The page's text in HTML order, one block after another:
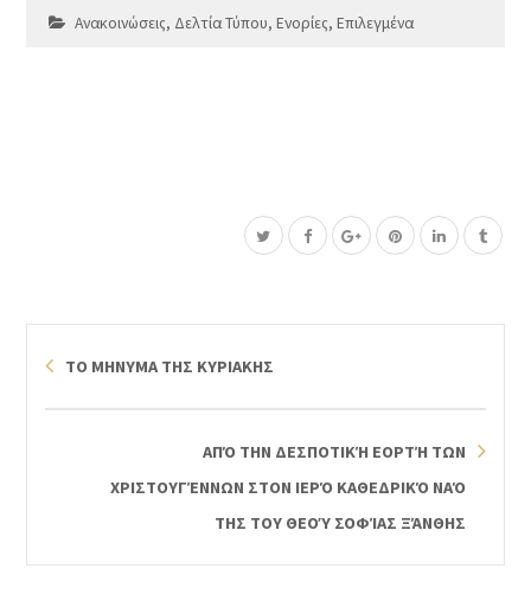
Ανακοινώσεις, Δελτία Τύπου,Ενορίες,Επιλεγμένα
ΤΟ ΜΗΝΥΜΑ ΤΗΣ ΚΥΡΙΑΚΗΣ
ΑΠΌ ΤΗΝ ΔΕΣΠΟΤΙΚΉ ΕΟΡΤΉ ΤΩΝ
ΧΡΙΣΤΟΥΓΈΝΝΩΝ ΣΤΟΝ ΙΕΡΌ ΚΑΘΕΔΡΙΚΌ ΝΑΌ
ΤΗΣ ΤΟΥ ΘΕΟΎ ΣΟΦΊΑΣ ΞΆΝΘΗΣ